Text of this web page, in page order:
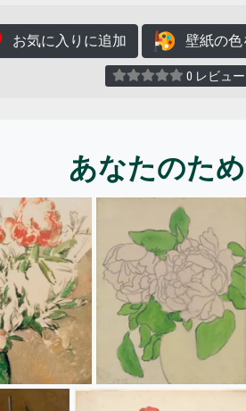
お気に入りに追加 壁紙の色
0 レビュー
あなたのた